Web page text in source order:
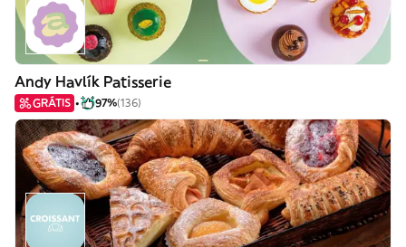
Andy Havlík Patisserie
GRÁTIS 97%(136)